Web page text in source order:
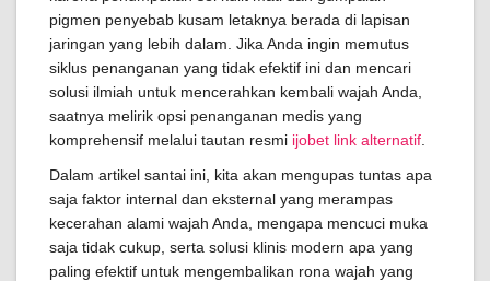
pigmen penyebab kusam letaknya berada di lapisan
jaringan yang lebih dalam. Jika Anda ingin memutus
siklus penanganan yang tidak efektif ini dan mencari
solusi ilmiah untuk mencerahkan kembali wajah Anda,
saatnya melirik opsi penanganan medis yang
komprehensif melalui tautan resmi ijobet link alternatif
Dalam artikel santai ini, kita akan mengupas tuntas apa
saja faktor internal dan eksternal yang merampas
kecerahan alami wajah Anda, mengapa mencuci muka
saja tidak cukup, serta solusi klinis modern apa yang
paling efektif untuk mengembalikan rona wajah yang